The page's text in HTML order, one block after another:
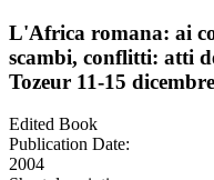
L'Africa romana: ai
scambi, conflitti: atti
Tozeur 11-15
Edited Book
Publication Date:
2004